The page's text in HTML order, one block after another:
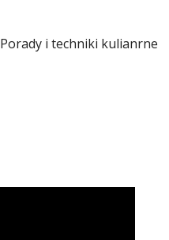
Porady i techniki kulianrne